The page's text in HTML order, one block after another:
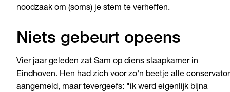
noodzaak om (soms) je stem te verheffen.
Niets gebeurt opeens
Vier jaar geleden zat Sam op diens slaapkamer in
Eindhoven. Hen had zich voor zo'n beetje alle
aangemeld, maar tevergeefs: "ik werd eigenlijk bijna